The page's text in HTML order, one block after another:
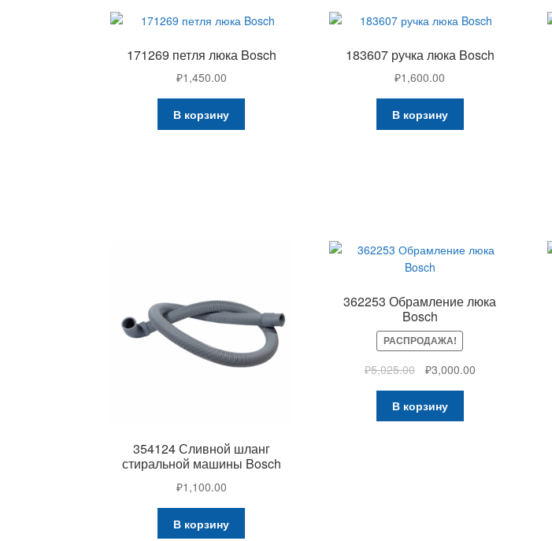
171269 петля люка Bosch
₽1,450.00
В корзину
183607 ручка люка Bosch
₽1,600.00
В корзину
354124 Сливной шланг
стиральной машины Bosch
₽1,100.00
В корзину
362253 Обрамление люка
Bosch
РАСПРОДАЖА!
₽5,025.00 ₽3,000.00
В корзину